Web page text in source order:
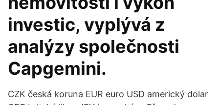
investic, vyplývá z
analýzy společnosti
Capgemini.
CZK česká koruna EUR euro USD americký dolar